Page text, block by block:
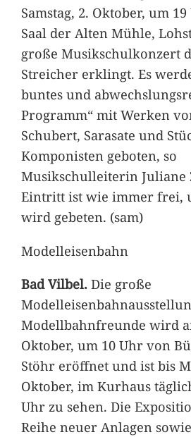
Samstag, 2. Oktober, um
Saal der Alten Mühle,
große Musikschulkonzert
Streicher erklingt. Es
buntes und
Programm“ mit Werken
Schubert, Sarasate und
Komponisten geboten, so
Musikschulleiterin Juliane
Eintritt ist wie immer frei,
wird gebeten. (sam)
Modelleisenbahn
Bad Vilbel.Die große
Modellbahnfreunde wird
Oktober, um 10 Uhr von
Stöhr eröffnet und ist bis
Oktober, im Kurhaus
Uhr zu sehen. Die
Reihe neuer Anlagen